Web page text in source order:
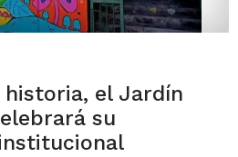
historia, el Jardín
su